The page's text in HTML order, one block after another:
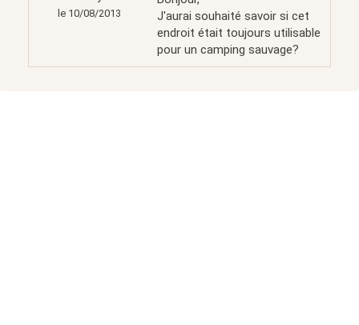
le 10/08/2013
J'aurai souhaité savoir si cet
endroit était toujours utilisable
pour un camping sauvage?